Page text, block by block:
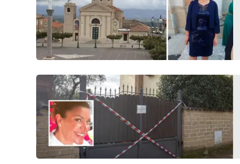
Calabriavisione
Destinazioni